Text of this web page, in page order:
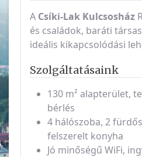
A Csíki-Lak Kulcsosház
és családok, baráti
ideális kikapcsolódási
Szolgáltatásaink
130 m² alapterület,
bérlés
4 hálószoba, 2
felszerelt konyha
Jó minőségű WiFi,